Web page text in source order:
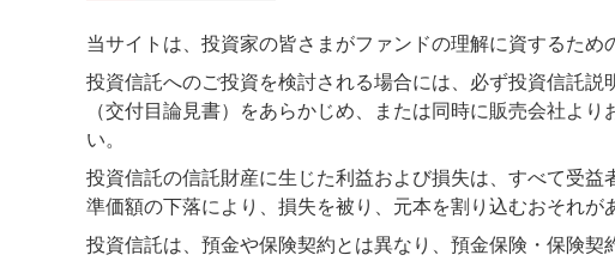
当サイトは、投資家の皆さまがファンドの理解に資するため
投資信託へのご投資を検討される場合には、必ず投資信託
（交付目論見書）をあらかじめ、または同時に販売会社よ
い。
投資信託の信託財産に生じた利益および損失は、すべて受
準価額の下落により、損失を被り、元本を割り込むおそれが
投資信託は、預金や保険契約とは異なり、預金保険・保険